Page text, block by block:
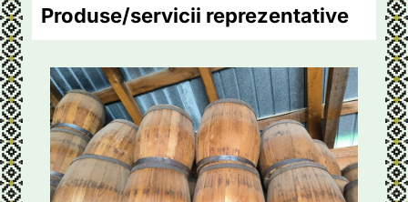
Produse/servicii reprezentative